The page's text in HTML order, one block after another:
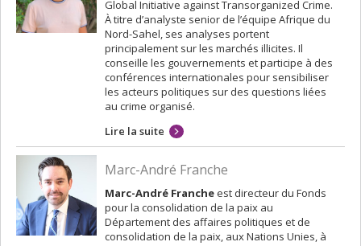
Global Initiative against Transorganized Crime.
À titre d’analyste senior de l’équipe Afrique du
Nord-Sahel, ses analyses portent
principalement sur les marchés illicites. Il
conseille les gouvernements et participe à des
conférences internationales pour sensibiliser
les acteurs politiques sur des questions liées
au crime organisé.
Lire la suite
Marc-André Franche
Marc-André Francheest directeur du Fonds
pour la consolidation de la paix au
Département des affaires politiques et de
consolidation de la paix, aux Nations Unies, à